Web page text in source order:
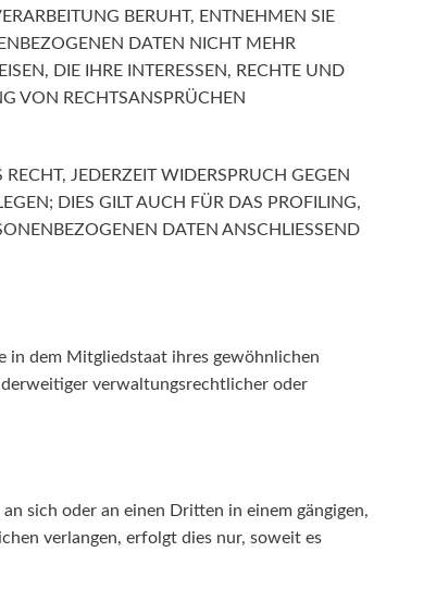
BERUHT, ENTNEHMEN SIE
DATEN NICHT MEHR
DIE IHRE INTERESSEN, RECHTE UND
VON RECHTSANSPRÜCHEN
JEDERZEIT WIDERSPRUCH GEGEN
DIES GILT AUCH FÜR DAS PROFILING,
DATEN ANSCHLIESSEND
in dem Mitgliedstaat ihres gewöhnlichen
verwaltungsrechtlicher oder
sich oder an einen Dritten in einem gängigen,
verlangen, erfolgt dies nur, soweit es